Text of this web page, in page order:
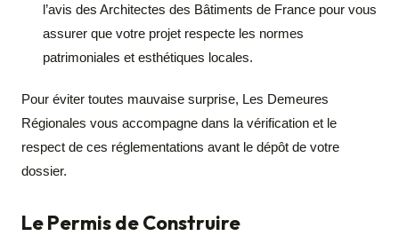
l’avis des Architectes des Bâtiments de France pour vous
assurer que votre projet respecte les normes
patrimoniales et esthétiques locales.
Pour éviter toutes mauvaise surprise, Les Demeures
Régionales vous accompagne dans la vérification et le
respect de ces réglementations avant le dépôt de votre
dossier.
Le Permis de Construire